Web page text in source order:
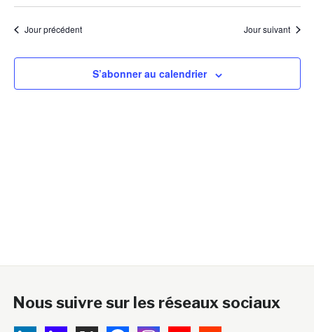
et
de
Sélectionnez
uneJour précédent Jour suivant
S’abonner au calendrier
Nous suivre sur les réseaux sociaux